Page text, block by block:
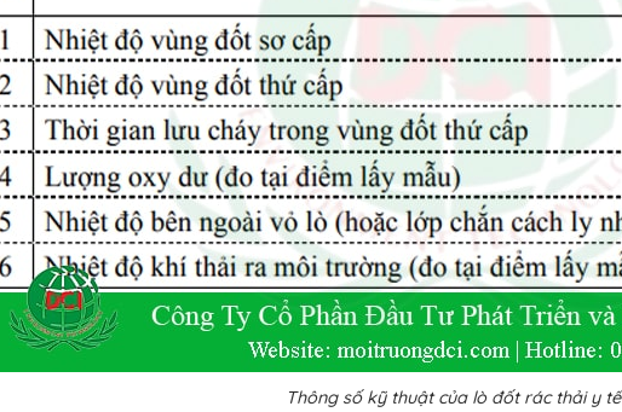
Thông số kỹ thuật của lò đốt rác thải y tế